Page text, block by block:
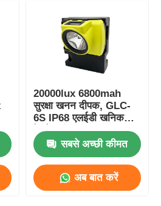
20000lux 6800mah
सुरक्षा खनन दीपक, GLC-
6S IP68 एलईडी खनिक
हेलमेट दीपक
सबसे अच्छी कीमत
अब बात करें